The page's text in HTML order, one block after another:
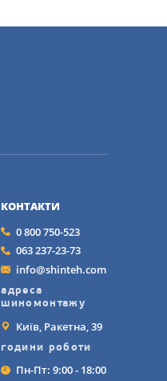
КОНТАКТИ
0 800 750-523
063 237-23-73
info@shinteh.com
адреса
шиномонтажу
Київ, Ракетна, 39
години роботи
Пн-Пт: 9:00 - 18:00